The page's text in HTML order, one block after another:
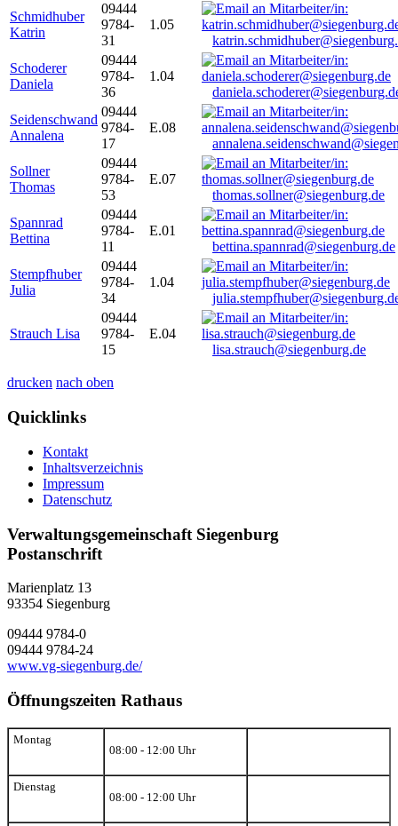
Schmidhuber
Katrin
09444
9784-
31
1.05
Schoderer
Daniela
09444
9784-
36
1.04
Seidenschwand
Annalena
09444
9784-
17
E.08
Sollner
Thomas
09444
9784-
53
E.07
thomas.sollner@siegenburg.de
Spannrad
Bettina
09444
9784-
11
E.01
bettina.spannrad@siegenburg.de
Stempfhuber
Julia
09444
9784-
34
1.04
Strauch Lisa
09444
9784-
15
E.04
lisa.strauch@siegenburg.de
drucken nach oben
Quicklinks
Kontakt
Inhaltsverzeichnis
Impressum
Datenschutz
Verwaltungsgemeinschaft Siegenburg
Postanschrift
Marienplatz 13
93354 Siegenburg
09444 9784-0
09444 9784-24
www.vg-siegenburg.de/
Öffnungszeiten Rathaus
Montag
08:00 - 12:00 Uhr
Dienstag
08:00 - 12:00 Uhr